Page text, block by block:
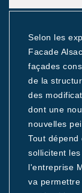
Selon les
Facade
façades
de la
des
dont une
nouvelles
Tout
sollicitent
l'entreprise
va